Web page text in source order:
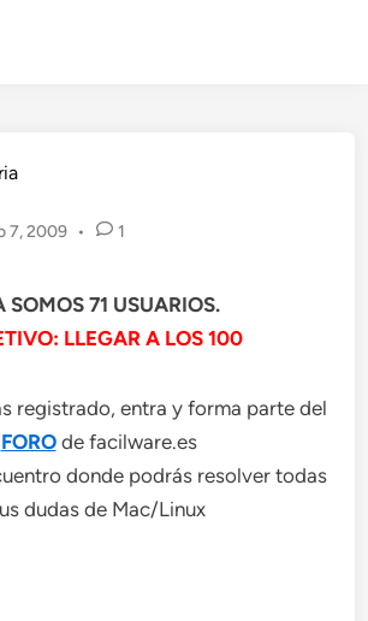
7, 2009 • 1
SOMOS 71 USUARIOS.
LLEGAR A LOS 100
registrado, entra y forma parte del
FOROde facilware.es
donde podrás resolver todas
dudas de Mac/Linux